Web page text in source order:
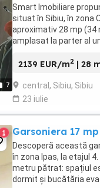
7
Smart Imobiliare
situat în Sibiu, în zona
aproximativ 28 mp
amplasat la parter al
2139 EUR/m2 | 28
central, Sibiu, Sibiu
23 iulie
1 Garsoniera 17
Descoperă această
în zona Ipas, la etajul
metru pătrat: spațiul
dormit și bucătăria